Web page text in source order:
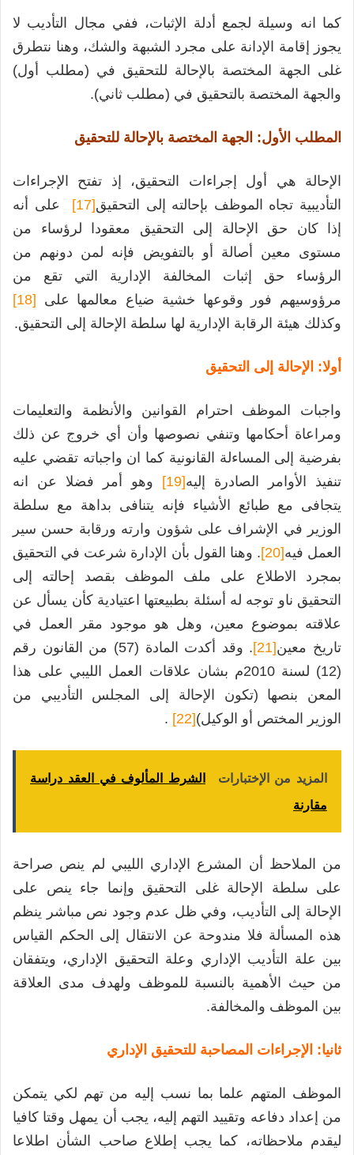
كما انه وسيلة لجمع أدلة الإثبات، ففي مجال التأديب لا
يجوز إقامة الإدانة على مجرد الشبهة والشك، وهنا نتطرق
غلى الجهة المختصة بالإحالة للتحقيق في (مطلب أول)
والجهة المختصة بالتحقيق في (مطلب ثاني).
المطلب الأول: الجهة المختصة بالإحالة للتحقيق
الإحالة هي أول إجراءات التحقيق، إذ تفتح الإجراءات
التأديبية تجاه الموظف بإحالته إلى التحقيق[17]
على أنه
إذا كان حق الإحالة إلى التحقيق معقودا لرؤساء من
مستوى معين أصالة أو بالتفويض فإنه لمن دونهم من
الرؤساء حق إثبات المخالفة الإدارية التي تقع من
مرؤوسيهم فور وقوعها خشية ضياع معالمها على [18]
وكذلك هيئة الرقابة الإدارية لها سلطة الإحالة إلى التحقيق.
أولا: الإحالة إلى التحقيق
واجبات الموظف احترام القوانين والأنظمة والتعليمات
ومراعاة أحكامها وتنفي نصوصها وأن أي خروج عن ذلك
بفرضية إلى المساءلة القانونية كما ان واجباته تقضي عليه
تنفيذ الأوامر الصادرة إليه[19]
وهو أمر فضلا عن انه
يتجافى مع طبائع الأشياء فإنه يتنافى بداهة مع سلطة
الوزير في الإشراف على شؤون وارته ورقابة حسن سير
العمل فيه[20]
. وهنا القول بأن الإدارة شرعت في التحقيق
بمجرد الاطلاع على ملف الموظف بقصد إحالته إلى
التحقيق ناو توجه له أسئلة بطبيعتها اعتيادية كأن يسأل عن
علاقته بموضوع معين، وهل هو موجود مقر العمل في
تاريخ معين[21]
. وقد أكدت المادة (57) من القانون رقم
(12) لسنة 2010م بشان علاقات العمل الليبي على هذا
المعن بنصها (تكون الإحالة إلى المجلس التأديبي من
الوزير المختص أو الوكيل)[22]
.
المزيد من الإختبارات
الشرط المألوف في العقد دراسة
مقارنة
من الملاحظ أن المشرع الإداري الليبي لم ينص صراحة
على سلطة الإحالة غلى التحقيق وإنما جاء ينص على
الإحالة إلى التأديب، وفي ظل عدم وجود نص مباشر ينظم
هذه المسألة فلا مندوحة عن الانتقال إلى الحكم القياس
بين علة التأديب الإداري وعلة التحقيق الإداري، ويتفقان
من حيث الأهمية بالنسبة للموظف ولهدف مدى العلاقة
بين الموظف والمخالفة.
ثانيا: الإجراءات المصاحبة للتحقيق الإداري
الموظف المتهم علما بما نسب إليه من تهم لكي يتمكن
من إعداد دفاعه وتقييد التهم إليه، يجب أن يمهل وقتا كافيا
ليقدم ملاحظاته، كما يجب إطلاع صاحب الشأن اطلاعا